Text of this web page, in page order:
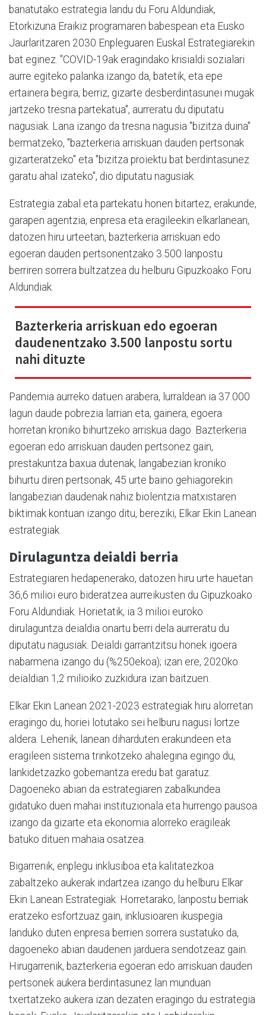
banatutako estrategia landu du Foru Aldundiak,
Etorkizuna Eraikiz programaren babespean eta Eusko
Jaurlaritzaren 2030 Enpleguaren Euskal Estrategiarekin
bat eginez. "COVID-19ak eragindako krisialdi sozialari
aurre egiteko palanka izango da, batetik, eta epe
ertainera begira, berriz, gizarte desberdintasunei mugak
jartzeko tresna partekatua", aurreratu du diputatu
nagusiak. Lana izango da tresna nagusia "bizitza duina"
bermatzeko, "bazterkeria arriskuan dauden pertsonak
gizarteratzeko" eta "bizitza proiektu bat berdintasunez
garatu ahal izateko", dio diputatu nagusiak.
Estrategia zabal eta partekatu honen bitartez, erakunde,
garapen agentzia, enpresa eta eragileekin elkarlanean,
datozen hiru urteetan, bazterkeria arriskuan edo
egoeran dauden pertsonentzako 3.500 lanpostu
berriren sorrera bultzatzea du helburu Gipuzkoako Foru
Aldundiak.
Bazterkeria arriskuan edo egoeran
daudenentzako 3.500 lanpostu sortu
nahi dituzte
Pandemia aurreko datuen arabera, lurraldean ia 37.000
lagun daude pobrezia larrian eta, gainera, egoera
horretan kroniko bihurtzeko arriskua dago. Bazterkeria
egoeran edo arriskuan dauden pertsonez gain,
prestakuntza baxua dutenak, langabezian kroniko
bihurtu diren pertsonak, 45 urte baino gehiagorekin
langabezian daudenak nahiz biolentzia matxistaren
biktimak kontuan izango ditu, bereziki, Elkar Ekin Lanean
estrategiak.
Dirulaguntza deialdi berria
Estrategiaren hedapenerako, datozen hiru urte hauetan
36,6 milioi euro bideratzea aurreikusten du Gipuzkoako
Foru Aldundiak. Horietatik, ia 3 milioi euroko
dirulaguntza deialdia onartu berri dela aurreratu du
diputatu nagusiak. Deialdi garrantzitsu honek igoera
nabarmena izango du (%250ekoa); izan ere, 2020ko
deialdian 1,2 milioiko zuzkidura izan baitzuen.
Elkar Ekin Lanean 2021-2023 estrategiak hiru alorretan
eragingo du, horiei lotutako sei helburu nagusi lortze
aldera. Lehenik, lanean diharduten erakundeen eta
eragileen sistema trinkotzeko ahalegina egingo du,
lankidetzazko gobernantza eredu bat garatuz.
Dagoeneko abian da estrategiaren zabalkundea
gidatuko duen mahai instituzionala eta hurrengo pausoa
izango da gizarte eta ekonomia alorreko eragileak
batuko dituen mahaia osatzea.
Bigarrenik, enplegu inklusiboa eta kalitatezkoa
zabaltzeko aukerak indartzea izango du helburu Elkar
Ekin Lanean Estrategiak. Horretarako, lanpostu berriak
eratzeko esfortzuaz gain, inklusioaren ikuspegia
landuko duten enpresa berrien sorrera sustatuko da,
dagoeneko abian daudenen jarduera sendotzeaz gain.
Hirugarrenik, bazterkeria egoeran edo arriskuan dauden
pertsonek aukera berdintasunez lan munduan
txertatzeko aukera izan dezaten eragingo du estrategia